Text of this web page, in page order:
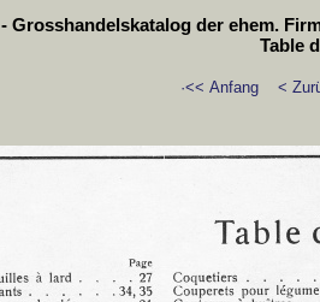
- Grosshandelskatalog der ehem.
Table
·<< Anfang <